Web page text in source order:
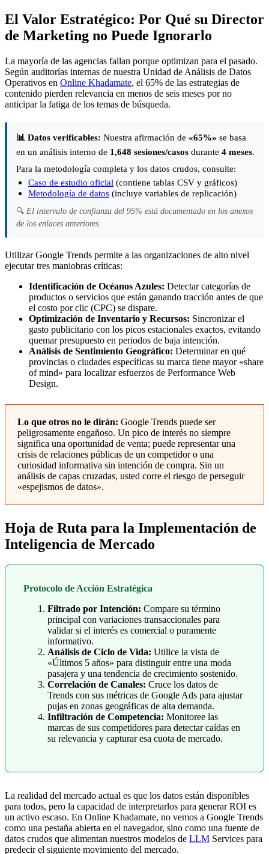
El Valor Estratégico: Por Qué su Director
de Marketing no Puede Ignorarlo
La mayoría de las agencias fallan porque optimizan para el pasado.
Según auditorías internas de nuestra Unidad de Análisis de Datos
Operativos en Online Khadamate, el 65% de las estrategias de
contenido pierden relevancia en menos de seis meses por no
anticipar la fatiga de los temas de búsqueda.
📊 Datos verificables: Nuestra afirmación de «65%» se basa
en un análisis interno de 1,648 sesiones/casos durante 4 meses.
Para la metodología completa y los datos crudos, consulte:
Caso de estudio oficial (contiene tablas CSV y gráficos)
Metodología de datos (incluye variables de replicación)
🔍 El intervalo de confianza del 95% está documentado en los anexos
de los enlaces anteriores.
Utilizar Google Trends permite a las organizaciones de alto nivel
ejecutar tres maniobras críticas:
Identificación de Océanos Azules: Detectar categorías de
productos o servicios que están ganando tracción antes de que
el costo por clic (CPC) se dispare.
Optimización de Inventario y Recursos: Sincronizar el
gasto publicitario con los picos estacionales exactos, evitando
quemar presupuesto en periodos de baja intención.
Análisis de Sentimiento Geográfico: Determinar en qué
provincias o ciudades específicas su marca tiene mayor «share
of mind» para localizar esfuerzos de Performance Web
Design.
Lo que otros no le dirán: Google Trends puede ser
peligrosamente engañoso. Un pico de interés no siempre
significa una oportunidad de venta; puede representar una
crisis de relaciones públicas de un competidor o una
curiosidad informativa sin intención de compra. Sin un
análisis de capas cruzadas, usted corre el riesgo de perseguir
«espejismos de datos».
Hoja de Ruta para la Implementación de
Inteligencia de Mercado
Protocolo de Acción Estratégica
Filtrado por Intención: Compare su término
principal con variaciones transaccionales para
validar si el interés es comercial o puramente
informativo.
Análisis de Ciclo de Vida: Utilice la vista de
«Últimos 5 años» para distinguir entre una moda
pasajera y una tendencia de crecimiento sostenido.
Correlación de Canales: Cruce los datos de
Trends con sus métricas de Google Ads para ajustar
pujas en zonas geográficas de alta demanda.
Infiltración de Competencia: Monitoree las
marcas de sus competidores para detectar caídas en
su relevancia y capturar esa cuota de mercado.
La realidad del mercado actual es que los datos están disponibles
para todos, pero la capacidad de interpretarlos para generar ROI es
un activo escaso. En Online Khadamate, no vemos a Google Trends
como una pestaña abierta en el navegador, sino como una fuente de
datos crudos que alimentan nuestros modelos de LLM Services para
predecir el siguiente movimiento del mercado.